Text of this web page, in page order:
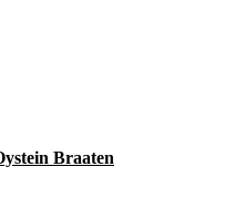
Braaten